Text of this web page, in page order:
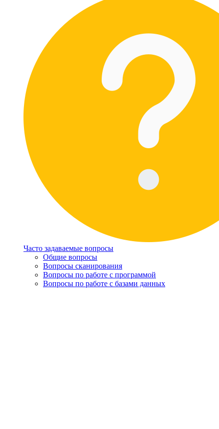
Часто задаваемые вопросы
Общие вопросы
Вопросы сканирования
Вопросы по работе с программой
Вопросы по работе с базами данных